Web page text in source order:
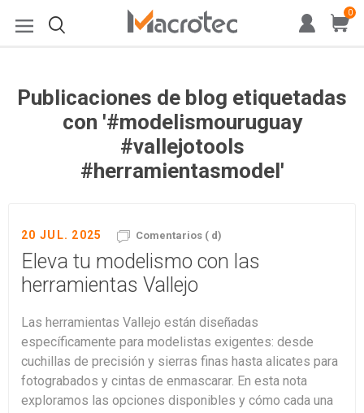
0
Publicaciones de blog etiquetadas
con '#modelismouruguay
#vallejotools
#herramientasmodel'
20 JUL. 2025 Comentarios ( d)
Eleva tu modelismo con las
herramientas Vallejo
Las herramientas Vallejo están diseñadas
específicamente para modelistas exigentes: desde
cuchillas de precisión y sierras finas hasta alicates para
fotograbados y cintas de enmascarar. En esta nota
exploramos las opciones disponibles y cómo cada una